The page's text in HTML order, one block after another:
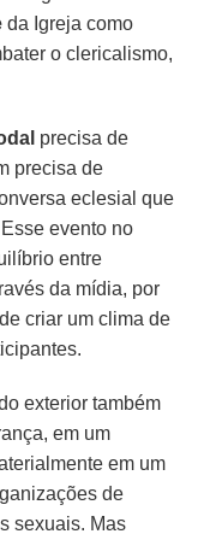
da Igreja como
o clericalismo,
precisa de
precisa de
eclesial que
evento no
entre
da mídia, por
criar um clima de
exterior também
em um
em um
de
sexuais. Mas